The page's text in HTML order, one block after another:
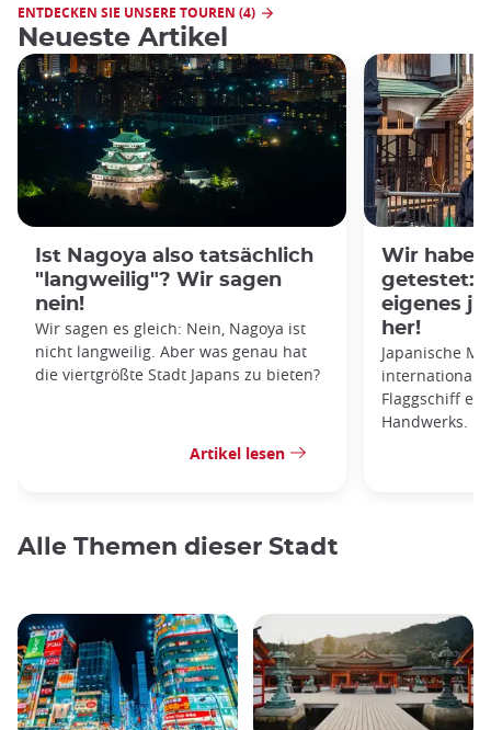
ENTDECKEN SIE UNSERE TOUREN (4)
Neueste Artikel
Ist Nagoya also tatsächlich
"langweilig"? Wir sagen
nein!
Wir sagen es gleich: Nein, Nagoya ist
nicht langweilig. Aber was genau hat
die viertgrößte Stadt Japans zu bieten?
Artikel lesen
Wir haben
getestet:
eigenes
her!
Japanische
international
Flaggschiff
Handwerks.
Alle Themen dieser Stadt